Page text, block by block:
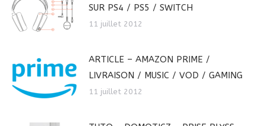
SUR PS4 / PS5 / SWITCH
11 juillet 2012
ARTICLE – AMAZON PRIME /
LIVRAISON / MUSIC / VOD / GAMING
11 juillet 2012